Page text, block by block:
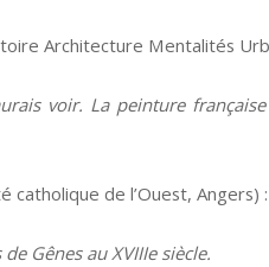
Architecture Mentalités
voir. La peinture
catholique de l’Ouest, Angers) :
Gênes au XVIIIe siècle.